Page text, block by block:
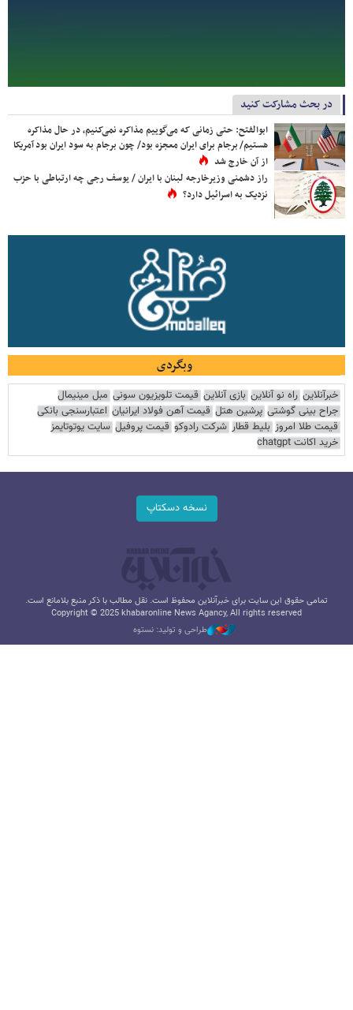
در بحث مشارکت کنید
ابوالفتح: حتی زمانی که می‌گوییم مذاکره نمی‌کنیم، در حال مذاکره
هستیم/ برجام برای ایران معجزه بود/ چون برجام به سود ایران بود آمریکا
از آن خارج شد
راز دشمنی وزیرخارجه لبنان با ایران / یوسف رجی چه ارتباطی با حزب
نزدیک به اسرائیل دارد؟
وبگردی
خبرآنلاین راه نو آنلاین بازی آنلاین قیمت تلویزیون سونی مبل مینیمال
جراح بینی گوشتی پرشین هتل قیمت آهن فولاد ایرانیان اعتبارسنجی بانکی
قیمت طلا امروز بلیط قطار شرکت رادوکو قیمت پروفیل سایت یوتوتایمز
خرید اکانت chatgpt
نسخه دسکتاپ
تمامی حقوق این سایت برای خبرآنلاین محفوظ است. نقل مطالب با ذکر منبع بلامانع است.
Copyright © 2025 khabaronline News Agancy, All rights reserved
طراحی و تولید: نستوه